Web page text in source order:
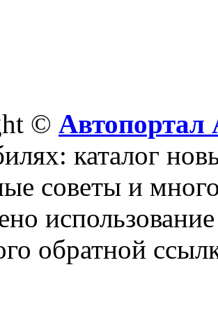
© Автопортал
каталог
советы и
обратной